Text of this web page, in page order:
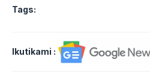
Tags:
Ikutikami :